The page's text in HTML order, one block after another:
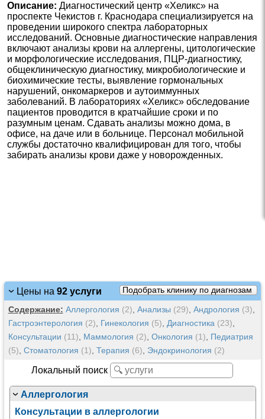
Описание: Диагностический центр «Хеликс» на
проспекте Чекистов г. Краснодара специализируется на
проведении широкого спектра лабораторных
исследований. Основные диагностические направления
включают анализы крови на аллергены, цитологические
и морфологические исследования, ПЦР-диагностику,
общеклиническую диагностику, микробиологические и
биохимические тесты, выявление гормональных
нарушений, онкомаркеров и аутоиммунных
заболеваний. В лабораториях «Хеликс» обследование
пациентов проводится в кратчайшие сроки и по
разумным ценам. Сдавать анализы можно дома, в
офисе, на даче или в больнице. Персонал мобильной
службы достаточно квалифицирован для того, чтобы
забирать анализы крови даже у новорожденных.
Цены на 92 услуги Подобрать клинику по диагнозам
Содержание: Аллергология (2) Анализы (29) Андрология (3)
Гастроэнтерология (2) Гинекология (5) Диагностика (23)
Консультации (11) Маммология (2) Онкология (1)
Педиатрия
(5) Стоматология (1) Терапия (6) Эндокринология (2)
Локальный поиск
Аллергология
Консультации в аллергологии